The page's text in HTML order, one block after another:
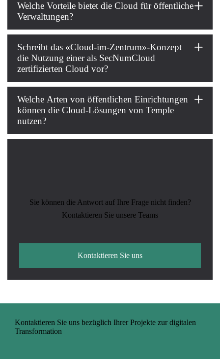
Welche Vorteile bietet die Cloud für öffentliche
Verwaltungen?
Schreibt das «Cloud-im-Zentrum»-Konzept
die Nutzung einer als SecNumCloud
zertifizierten Cloud vor?
Welche Arten von öffentlichen Einrichtungen
können die Cloud-Lösungen von Temple
nutzen?
Sie können die Antwort auf Ihre Frage nicht finden?
Kontaktieren Sie unsere Teams
Kontaktieren Sie uns
Kontaktieren Sie uns bezüglich Ihrer Projekte zur digitalen
Transformation